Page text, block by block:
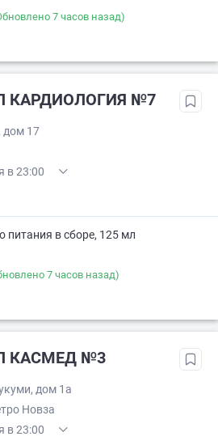
7 часов назад)
КАРДИОЛОГИЯ №7
дом 17
в 23:00
питания в сборе, 125 мл
7 часов назад)
КАСМЕД №3
дом 1а
Новза
в 23:00